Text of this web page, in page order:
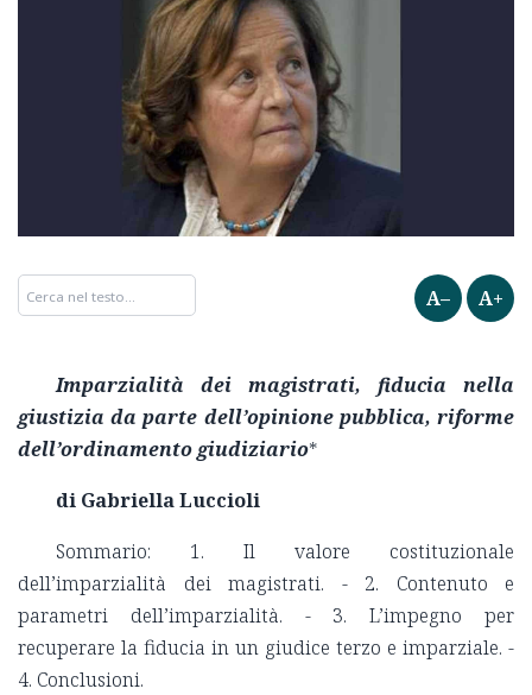
A– A+
Imparzialità dei magistrati, fiducia nella
giustizia da parte dell’opinione pubblica, riforme
dell’ordinamento giudiziario*
di Gabriella Luccioli
Sommario: 1. Il valore costituzionale
dell’imparzialità dei magistrati. - 2. Contenuto e
parametri dell’imparzialità. - 3. L’impegno per
recuperare la fiducia in un giudice terzo e imparziale. -
4. Conclusioni.